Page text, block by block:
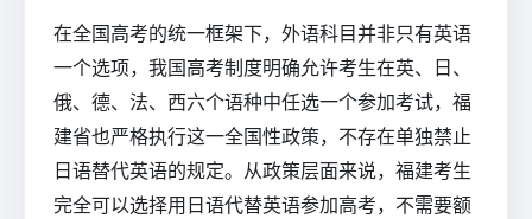
在全国高考的统一框架下，外语科目并非只有英语
一个选项，我国高考制度明确允许考生在英、日、
俄、德、法、西六个语种中任选一个参加考试，福
建省也严格执行这一全国性政策，不存在单独禁止
日语替代英语的规定。从政策层面来说，福建考生
完全可以选择用日语代替英语参加高考，不需要额